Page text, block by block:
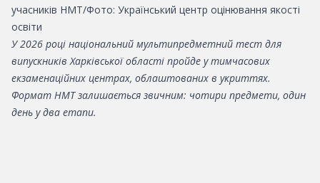
учасників НМТ/Фото: Український центр оцінювання якості
освіти
У 2026 році національний мультипредметний тест для
випускників Харківської області пройде у тимчасових
екзаменаційних центрах, облаштованих в укриттях.
Формат НМТ залишається звичним: чотири предмети, один
день у два етапи.